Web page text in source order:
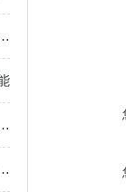
持光谱分析枪揭穿“合金管虚标“
在短时间内提供准确的测量结果
仪的五个使用注意事项